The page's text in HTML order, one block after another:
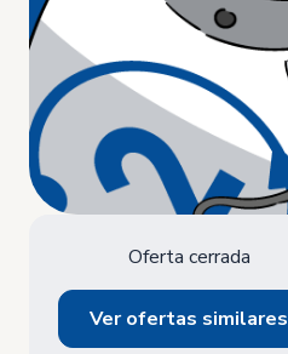
Oferta cerrada
Ver ofertas similares